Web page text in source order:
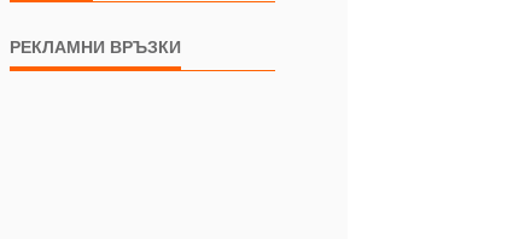
РЕКЛАМНИ ВРЪЗКИ